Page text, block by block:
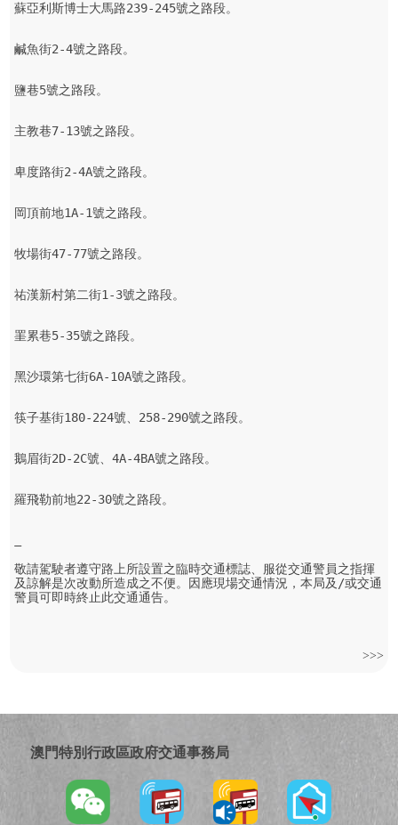
蘇亞利斯博士大馬路239-245號之路段。
鹹魚街2-4號之路段。
鹽巷5號之路段。
主教巷7-13號之路段。
卑度路街2-4A號之路段。
岡頂前地1A-1號之路段。
牧場街47-77號之路段。
祐漢新村第二街1-3號之路段。
罣累巷5-35號之路段。
黑沙環第七街6A-10A號之路段。
筷子基街180-224號、258-290號之路段。
鵝眉街2D-2C號、4A-4BA號之路段。
羅飛勒前地22-30號之路段。
敬請駕駛者遵守路上所設置之臨時交通標誌、服從交通警員之指揮
及諒解是次改動所造成之不便。因應現場交通情況，本局及/或交通
警員可即時終止此交通通告。
>>>
澳門特別行政區政府交通事務局